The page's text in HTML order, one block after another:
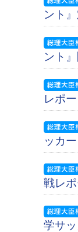
ント
ント
レポー
ッカ
戦レポ
学サッ